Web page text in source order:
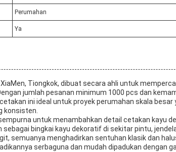
Perumahan
Ya
Tiongkok, dibuat secara ahli untuk
jumlah pesanan minimum 1000 pcs dan
ini ideal untuk proyek perumahan skala besar
konsisten.
untuk menambahkan detail cetakan kayu
bingkai kayu dekoratif di sekitar pintu,
semuanya menghadirkan sentuhan klasik dan
serbaguna dan mudah dipadukan dengan